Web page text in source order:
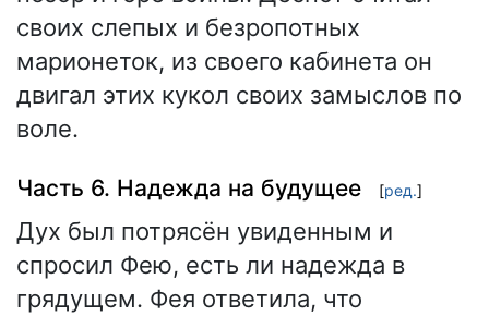
своих слепых и безропотных
марионеток, из своего кабинета он
двигал этих кукол своих замыслов по
воле.
Часть 6. Надежда на будущее [ред.]
Дух был потрясён увиденным и
спросил Фею, есть ли надежда в
грядущем. Фея ответила, что